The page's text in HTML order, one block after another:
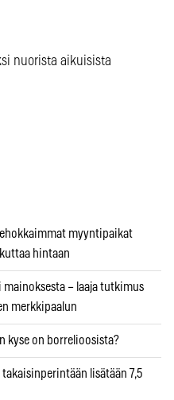
nuorista aikuisista
myyntipaikat
hintaan
– laaja tutkimus
merkkipaalun
kyse on borrelioosista?
lisätään 7,5